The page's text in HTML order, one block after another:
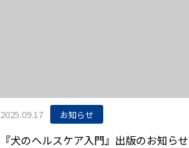
2025.09.17 お知らせ
『犬のヘルスケア入門』出版のお知らせ